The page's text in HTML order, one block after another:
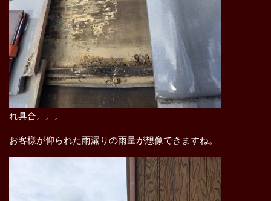
れ具合。。。
お客様が仰られた雨漏りの雨量が想像できますね。